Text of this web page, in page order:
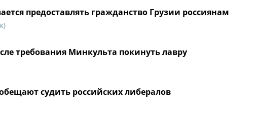
предоставлять гражданство Грузии россиянам
требования Минкульта покинуть лавру
судить российских либералов